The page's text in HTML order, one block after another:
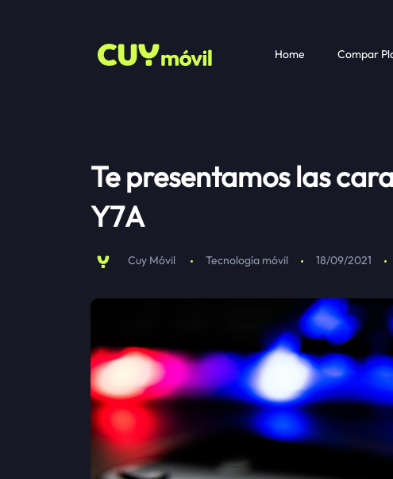
Home Compar
Te presentamos las
Y7A
Cuy Móvil Tecnología móvil 18/09/2021